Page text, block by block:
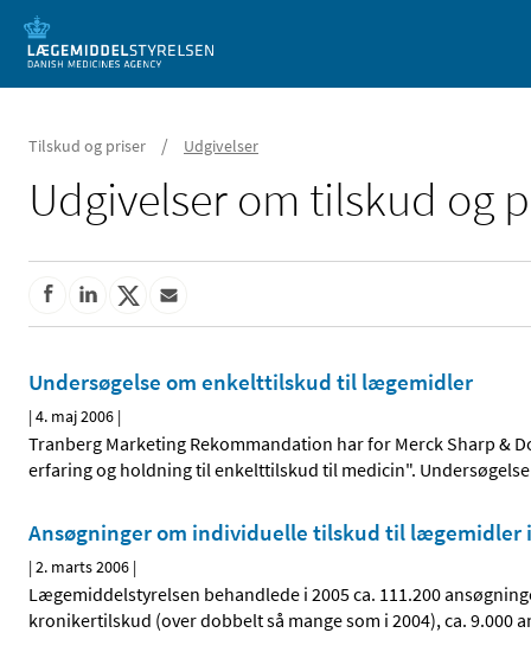
Mobil visning
Tilskud og priser / Udgivelser
Udgivelser om tilskud og
Undersøgelse om enkelttilskud til lægemidler
|4. maj 2006 |
Tranberg Marketing Rekommandation har for Merck Sharp &
erfaring og holdning til enkelttilskud til medicin".
Ansøgninger om individuelle tilskud til lægemidler
|2. marts 2006 |
Lægemiddelstyrelsen behandlede i 2005 ca. 111.200
kronikertilskud (over dobbelt så mange som i 2004), ca.